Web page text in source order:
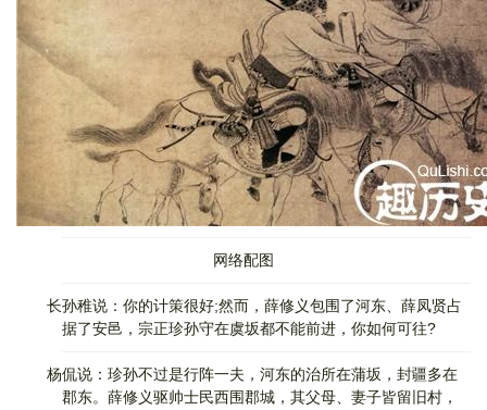
网络配图
长孙稚说：你的计策很好;然而，薛修义包围了河东、薛凤贤占
据了安邑，宗正珍孙守在虞坂都不能前进，你如何可往?
杨侃说：珍孙不过是行阵一夫，河东的治所在蒲坂，封疆多在
郡东。薛修义驱帅士民西围郡城，其父母、妻子皆留旧村，